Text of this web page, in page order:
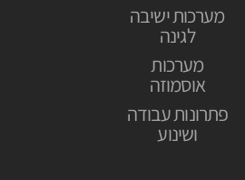
מערכות ישיבה
לגינה
מערכות
אוסמוזה
פתרונות עבודה
ושינוע